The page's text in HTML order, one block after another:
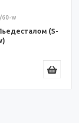
60-w
(S-